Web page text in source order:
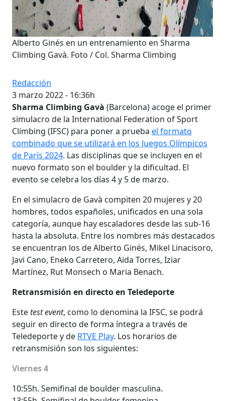
Alberto Ginés en un entrenamiento en Sharma
Climbing Gavà. Foto / Col. Sharma Climbing
Redacción
3 marzo 2022 - 16:36h
Sharma Climbing Gavà (Barcelona) acoge el primer
simulacro de la International Federation of Sport
Climbing (IFSC) para poner a prueba el formato
combinado que se utilizará en los Juegos Olímpicos
de París 2024. Las disciplinas que se incluyen en el
nuevo formato son el boulder y la dificultad. El
evento se celebra los días 4 y 5 de marzo.
En el simulacro de Gavà compiten 20 mujeres y 20
hombres, todos españoles, unificados en una sola
categoría, aunque hay escaladores desde las sub-16
hasta la absoluta. Entre los nombres más destacados
se encuentran los de Alberto Ginés, Mikel Linacisoro,
Javi Cano, Eneko Carretero, Aida Torres, Iziar
Martínez, Rut Monsech o Maria Benach.
Retransmisión en directo en Teledeporte
Estetest event, como lo denomina la IFSC, se podrá
seguir en directo de forma íntegra a través de
Teledeporte y de RTVE Play. Los horarios de
retransmisión son los siguientes:
Viernes 4
10:55h. Semifinal de boulder masculina.